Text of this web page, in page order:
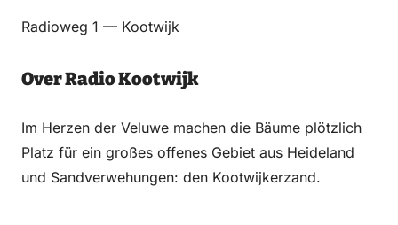
Radioweg 1 — Kootwijk
Over Radio Kootwijk
Im Herzen der Veluwe machen die Bäume plötzlich
Platz für ein großes offenes Gebiet aus Heideland
und Sandverwehungen: den Kootwijkerzand.